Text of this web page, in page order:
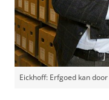
Eickhoff: Erfgoed kan